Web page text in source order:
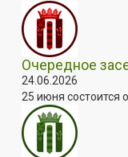
Очередное
24.06.2026
25 июня состоится